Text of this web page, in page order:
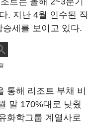
. 지난 4월 인수된 직
세를 보이고 있다.
.
통해 리조트 부채 비
말 170%대로 낮췄
화학그룹 계열사로